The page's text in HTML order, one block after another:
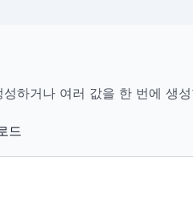
하거나 여러 값을 한 번에 생
드